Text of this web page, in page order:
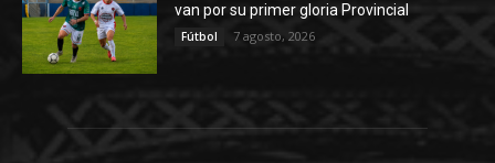
van por su primer gloria Provincial
Fútbol 7 agosto, 2026